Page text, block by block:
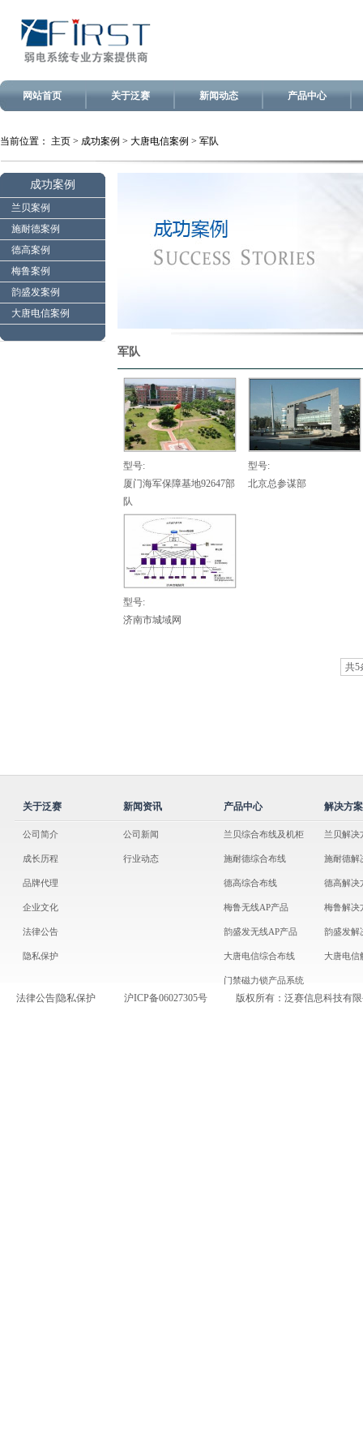
网站首页 关于泛赛 新闻动态 产品中心
当前位置： 主页 > 成功案例 > 大唐电信案例 > 军队
成功案例
兰贝案例
施耐德案例
德高案例
梅鲁案例
韵盛发案例
大唐电信案例
军队
型号:
厦门海军保障基地92647部
队
型号:
北京总参谋部
型号:
济南市城域网
共5
关于泛赛
公司简介
成长历程
品牌代理
企业文化
法律公告
隐私保护
新闻资讯
公司新闻
行业动态
产品中心
兰贝综合布线及机柜
施耐德综合布线
德高综合布线
梅鲁无线AP产品
韵盛发无线AP产品
大唐电信综合布线
门禁磁力锁产品系统
解决方案
兰贝解决
施耐德解
德高解决
梅鲁解决
韵盛发解
大唐电信
法律公告 隐私保护 沪ICP备06027305号 版权所有：泛赛信息科技有